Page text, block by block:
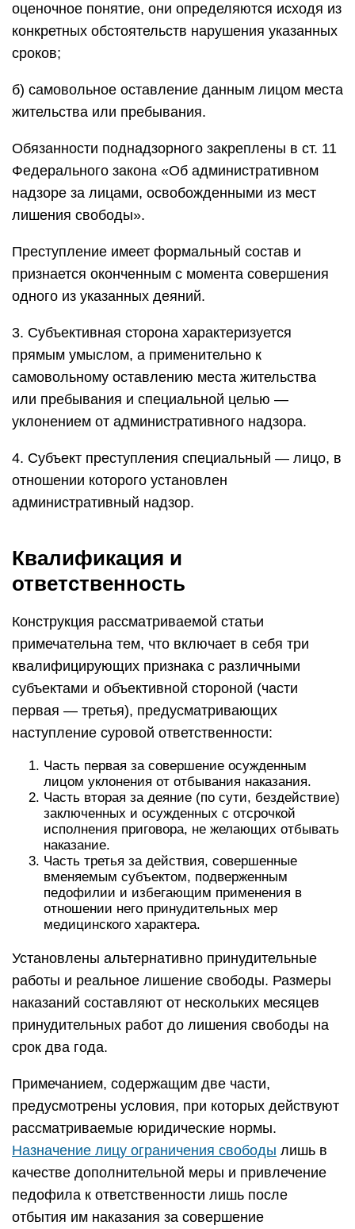
оценочное понятие, они определяются исходя из
конкретных обстоятельств нарушения указанных
сроков;
б) самовольное оставление данным лицом места
жительства или пребывания.
Обязанности поднадзорного закреплены в ст. 11
Федерального закона «Об административном
надзоре за лицами, освобожденными из мест
лишения свободы».
Преступление имеет формальный состав и
признается оконченным с момента совершения
одного из указанных деяний.
3. Субъективная сторона характеризуется
прямым умыслом, а применительно к
самовольному оставлению места жительства
или пребывания и специальной целью —
уклонением от административного надзора.
4. Субъект преступления специальный — лицо, в
отношении которого установлен
административный надзор.
Квалификация и
ответственность
Конструкция рассматриваемой статьи
примечательна тем, что включает в себя три
квалифицирующих признака с различными
субъектами и объективной стороной (части
первая — третья), предусматривающих
наступление суровой ответственности:
Часть первая за совершение осужденным
лицом уклонения от отбывания наказания.
Часть вторая за деяние (по сути, бездействие)
заключенных и осужденных с отсрочкой
исполнения приговора, не желающих отбывать
наказание.
Часть третья за действия, совершенные
вменяемым субъектом, подверженным
педофилии и избегающим применения в
отношении него принудительных мер
медицинского характера.
Установлены альтернативно принудительные
работы и реальное лишение свободы. Размеры
наказаний составляют от нескольких месяцев
принудительных работ до лишения свободы на
срок два года.
Примечанием, содержащим две части,
предусмотрены условия, при которых действуют
рассматриваемые юридические нормы.
Назначение лицу ограничения свободы лишь в
качестве дополнительной меры и привлечение
педофила к ответственности лишь после
отбытия им наказания за совершение